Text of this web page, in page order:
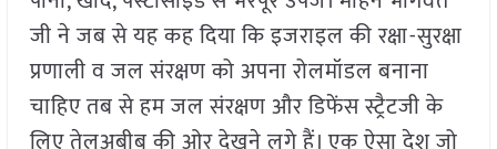
जी ने जब से यह कह दिया कि इजराइल की रक्षा-सुरक्षा
प्रणाली व जल संरक्षण को अपना रोलमॉडल बनाना
चाहिए तब से हम जल संरक्षण और डिफेंस स्ट्रैटजी के